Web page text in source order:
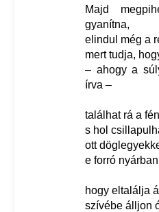
Majd
gyanítna,
elindul még a
mert tudja,
– ahogy a
írva –
találhat rá a
s hol
ott
e forró
hogy eltalálja
szívébe álljon